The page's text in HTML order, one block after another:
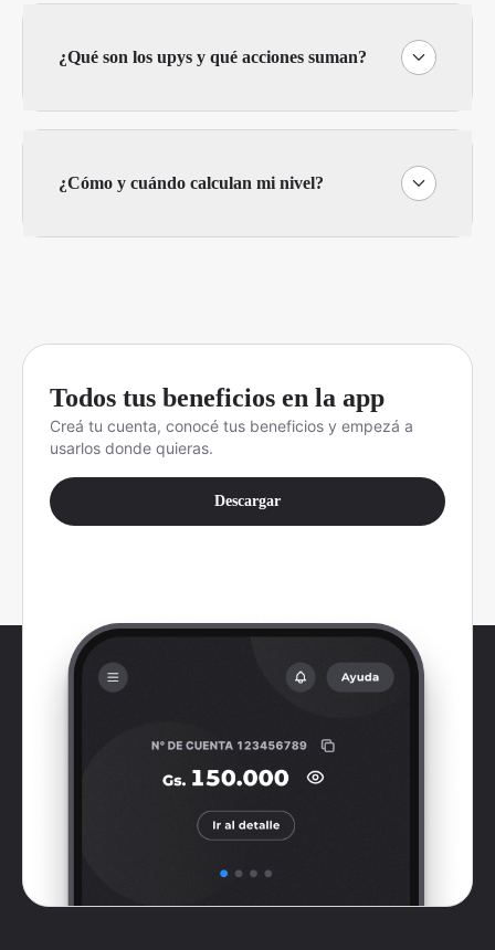
¿Qué son los upys y qué acciones suman?
¿Cómo y cuándo calculan mi nivel?
Todos tus beneficios en la app
Creá tu cuenta, conocé tus beneficios y empezá a
usarlos donde quieras.
Descargar